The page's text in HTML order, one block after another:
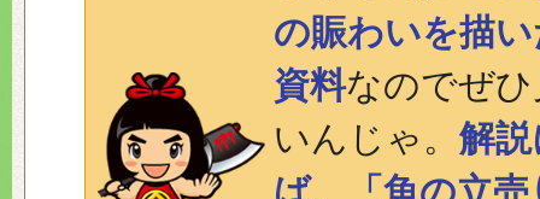
の賑わいを描
資料なのでぜ
いんじゃ。 解
ば、「魚の立